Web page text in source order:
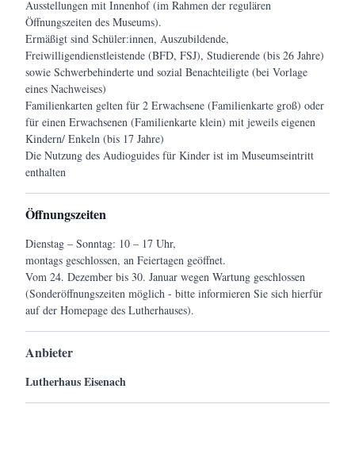
Ausstellungen mit Innenhof (im Rahmen der regulären
Öffnungszeiten des Museums).
Ermäßigt sind Schüler:innen, Auszubildende,
Freiwilligendienstleistende (BFD, FSJ), Studierende (bis 26 Jahre)
sowie Schwerbehinderte und sozial Benachteiligte (bei Vorlage
eines Nachweises)
Familienkarten gelten für 2 Erwachsene (Familienkarte groß) oder
für einen Erwachsenen (Familienkarte klein) mit jeweils eigenen
Kindern/ Enkeln (bis 17 Jahre)
Die Nutzung des Audioguides für Kinder ist im Museumseintritt
enthalten
Öffnungszeiten
Dienstag – Sonntag: 10 – 17 Uhr,
montags geschlossen, an Feiertagen geöffnet.
Vom 24. Dezember bis 30. Januar wegen Wartung geschlossen
(Sonderöffnungszeiten möglich - bitte informieren Sie sich hierfür
auf der Homepage des Lutherhauses).
Anbieter
Lutherhaus Eisenach